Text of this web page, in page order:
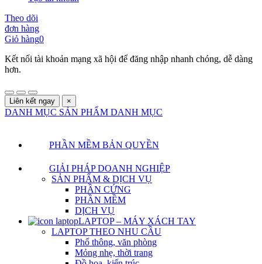
Theo dõi
đơn hàng
Giỏ hàng0
Kết nối tài khoản mạng xã hội để đăng nhập nhanh chóng, dễ dàng
hơn.
Liên kết ngay ×
DANH MỤC SẢN PHẨM DANH MỤC
PHẦN MỀM BẢN QUYỀN
GIẢI PHÁP DOANH NGHIỆP
SẢN PHẨM & DỊCH VỤ
PHẦN CỨNG
PHẦN MỀM
DỊCH VỤ
LAPTOP – MÁY XÁCH TAY
LAPTOP THEO NHU CẦU
Phổ thông, văn phòng
Mỏng nhẹ, thời trang